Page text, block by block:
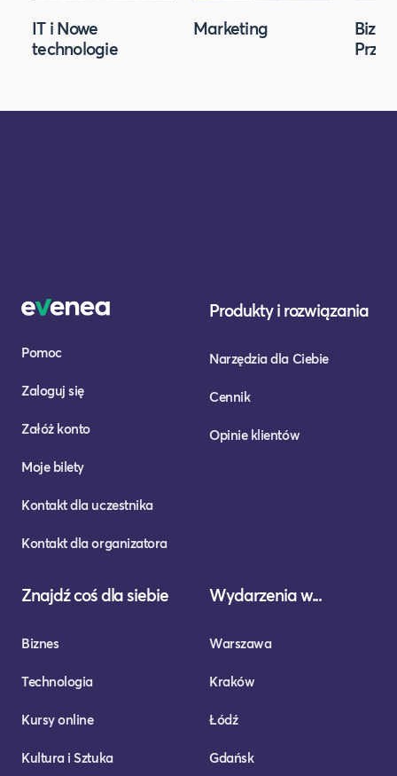
IT i Nowe
technologie
Marketing
Pomoc
Zaloguj się
Załóż konto
Moje bilety
Kontakt dla uczestnika
Kontakt dla organizatora
Produkty i rozwiązania
Narzędzia dla Ciebie
Cennik
Opinie klientów
Znajdź coś dla siebie
Biznes
Technologia
Kursy online
Kultura i Sztuka
Wydarzenia w...
Warszawa
Kraków
Łódź
Gdańsk